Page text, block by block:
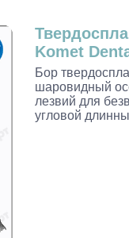
Komet
Бор
шаровидный
лезвий для
угловой